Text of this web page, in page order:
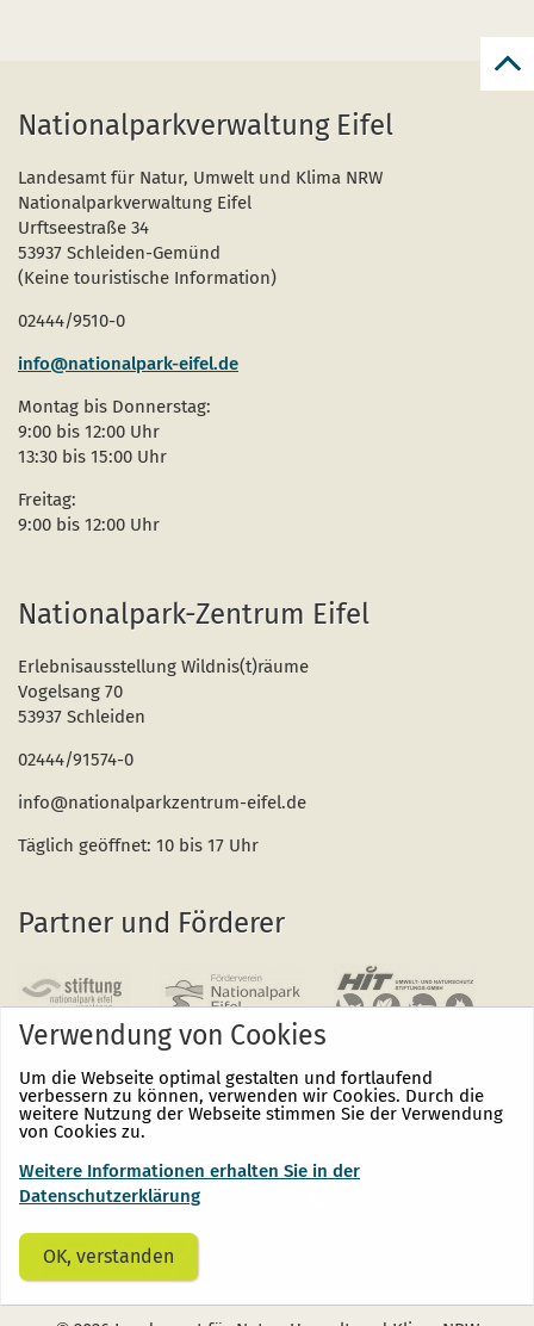
Nationalparkverwaltung Eifel
Landesamt für Natur, Umwelt und Klima NRW
Nationalparkverwaltung Eifel
Urftseestraße 34
53937 Schleiden-Gemünd
(Keine touristische Information)
02444/9510-0
info@nationalpark-eifel.de
Montag bis Donnerstag:
9:00 bis 12:00 Uhr
13:30 bis 15:00 Uhr
Freitag:
9:00 bis 12:00 Uhr
Nationalpark-Zentrum Eifel
Erlebnisausstellung Wildnis(t)räume
Vogelsang 70
53937 Schleiden
02444/91574-0
info@nationalparkzentrum-eifel.de
Täglich geöffnet: 10 bis 17 Uhr
Partner und Förderer
Nationalpark
einem
neuen
Nationalpark
einem
neuen
Nationalpark
einem
neuen
Verwendung von Cookies
Um die Webseite optimal gestalten und fortlaufend
verbessern zu können, verwenden wir Cookies. Durch die
weitere Nutzung der Webseite stimmen Sie der Verwendung
von Cookies zu.
Weitere Informationen erhalten Sie in der
Datenschutzerklärung
OK, verstanden